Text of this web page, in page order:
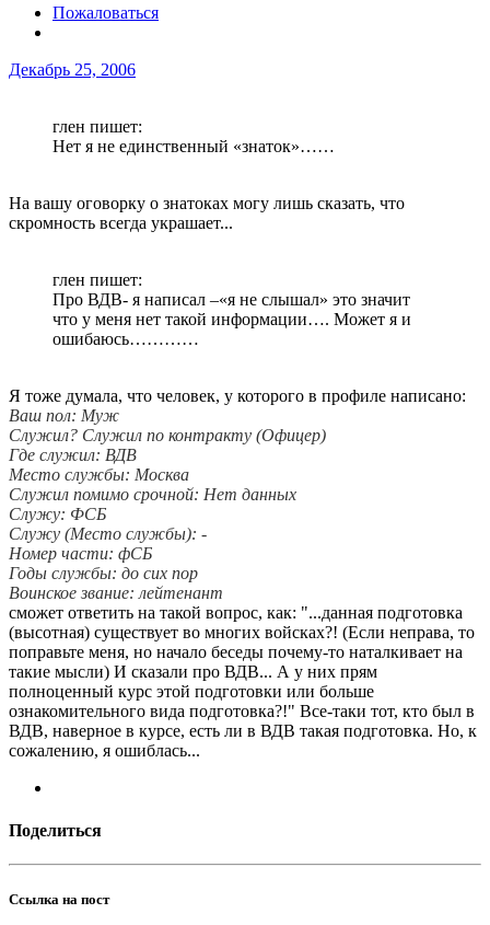
Пожаловаться
Декабрь 25, 2006
глен пишет:
Нет я не единственный «знаток»……
На вашу оговорку о знатоках могу лишь сказать, что
скромность всегда украшает...
глен пишет:
Про ВДВ- я написал –«я не слышал» это значит
что у меня нет такой информации…. Может я и
ошибаюсь…………
Я тоже думала, что человек, у которого в профиле написано:
Ваш пол: Муж
Служил? Служил по контракту (Офицер)
Где служил: ВДВ
Место службы: Москва
Служил помимо срочной: Нет данных
Служу: ФСБ
Служу (Место службы): -
Номер части: фСБ
Годы службы: до сих пор
Воинское звание: лейтенант
сможет ответить на такой вопрос, как: "...данная подготовка
(высотная) существует во многих войсках?! (Если неправа, то
поправьте меня, но начало беседы почему-то наталкивает на
такие мысли) И сказали про ВДВ... А у них прям
полноценный курс этой подготовки или больше
ознакомительного вида подготовка?!" Все-таки тот, кто был в
ВДВ, наверное в курсе, есть ли в ВДВ такая подготовка. Но, к
сожалению, я ошиблась...
Поделиться
Ссылка на пост